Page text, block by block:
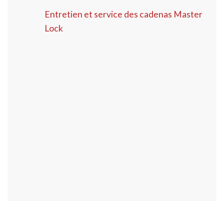
Entretien et service des cadenas Master
Lock